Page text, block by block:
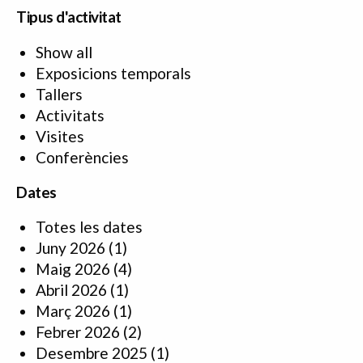
Tipus d'activitat
Show all
Exposicions temporals
Tallers
Activitats
Visites
Conferències
Dates
Totes les dates
Juny 2026 (1)
Maig 2026 (4)
Abril 2026 (1)
Març 2026 (1)
Febrer 2026 (2)
Desembre 2025 (1)